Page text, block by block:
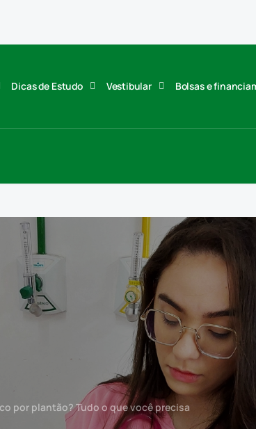
Dicas de Estudo Vestibular Bolsas e
por plantão? Tudo o que você precisa